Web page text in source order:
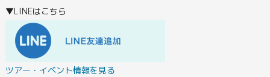
▼LINEはこちら
ツアー・イベント情報を見る